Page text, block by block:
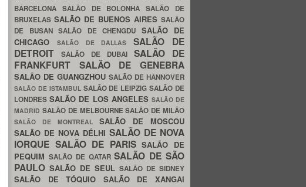
BARCELONA SALÃO DE BOLONHASALÃO DE
BRUXELAS SALÃO DE BUENOS AIRES SALÃO
DE BUSAN SALÃO DE CHENGDU SALÃO DE
CHICAGO
SALÃO DE DALLASSALÃO DE
DETROIT
SALÃO DE DUBAI SALÃO DE
FRANKFURT SALÃO DE GENEBRA
SALÃO DE GUANGZHOU SALÃO DE HANNOVER
SALÃO DE ISTAMBUL SALÃO DE LEIPZIGSALÃO DE
LONDRESSALÃO DE LOS ANGELES SALÃO DE
MADRID SALÃO DE MELBOURNESALÃO DE MILÃO
SALÃO DE MONTREAL SALÃO DE MOSCOU
SALÃO DE NOVA DÉLHI SALÃO DE NOVA
IORQUE SALÃO DE PARISSALÃO DE
PEQUIM SALÃO DE QATARSALÃO DE SÃO
PAULO SALÃO DE SEUL SALÃO DE SIDNEY
SALÃO DE TÓQUIO SALÃO DE XANGAI